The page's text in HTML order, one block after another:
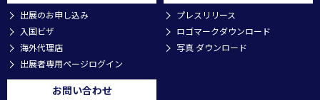
出展のお申し込み
入国ビザ
海外代理店
出展者専用ページログイン
プレスリリース
ロゴマークダウンロード
写真 ダウンロード
お問い合わせ